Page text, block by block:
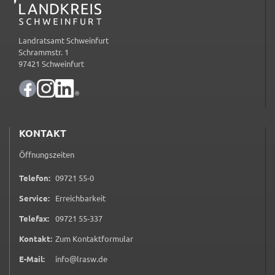
Landratsamt Schweinfurt
Schrammstr. 1
97421 Schweinfurt
KONTAKT
Öffnungszeiten
Telefon: 09721 55-00 9 7 2 1 5 5 0
Service: Erreichbarkeit
Telefax: 09721 55-3370 9 7 2 1 5 5 3 3 7
Kontakt: Zum Kontaktformular(öffnet in neuem Tab)
E-Mail:
info@lrasw.de
Zweck:
Speicherung Einwilligung Datenschutzhinweise
Cookie Laufzeit:
1 Jahr
Frontend Benutzer
fe_typo_user
Anbieter:
Anonyme Klickzählung
Cookie Laufzeit:
Session